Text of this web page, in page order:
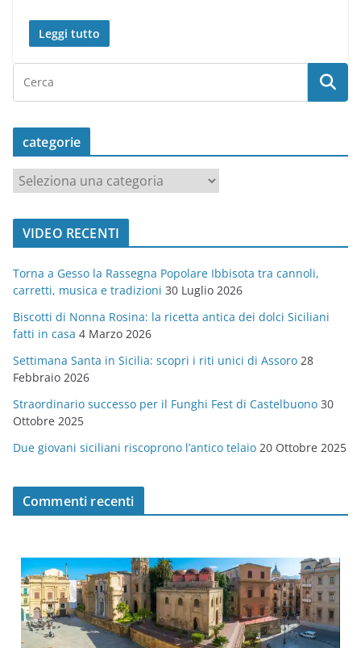
Leggi tutto
categorie
a
t
o
r
i
e
VIDEO RECENTI
Torna a Gesso la Rassegna Popolare Ibbisota tra cannoli,
carretti, musica e tradizioni 30 Luglio 2026
Biscotti di Nonna Rosina: la ricetta antica dei dolci Siciliani
fatti in casa 4 Marzo 2026
Settimana Santa in Sicilia: scopri i riti unici di Assoro 28
Febbraio 2026
Straordinario successo per il Funghi Fest di Castelbuono 30
Ottobre 2025
Due giovani siciliani riscoprono l’antico telaio 20 Ottobre 2025
Commenti recenti